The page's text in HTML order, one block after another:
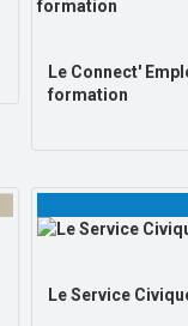
Le Connect'
formation
Le Service